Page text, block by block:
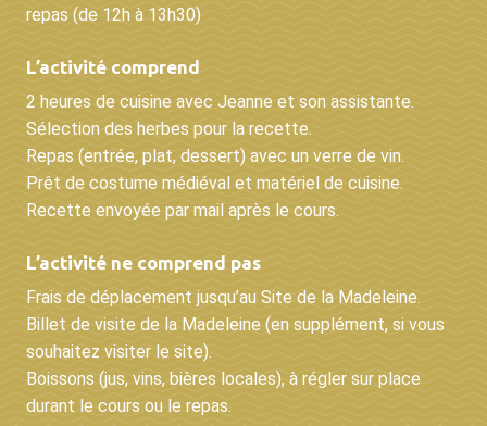
repas (de 12h à 13h30)
L’activité comprend
2 heures de cuisine avec Jeanne et son assistante.
Sélection des herbes pour la recette.
Repas (entrée, plat, dessert) avec un verre de vin.
Prêt de costume médiéval et matériel de cuisine.
Recette envoyée par mail après le cours.
L’activité ne comprend pas
Frais de déplacement jusqu’au Site de la Madeleine.
Billet de visite de la Madeleine (en supplément, si vous
souhaitez visiter le site).
Boissons (jus, vins, bières locales), à régler sur place
durant le cours ou le repas.